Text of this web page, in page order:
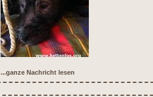
...ganze Nachricht lesen